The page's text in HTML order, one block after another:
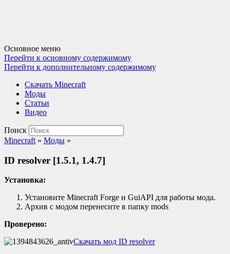
Основное меню
Перейти к основному содержимому
Перейти к дополнительному содержимому
Cкачать Minecraft
Моды
Статьи
Видео
Поиск
Minecraft » Моды »
ID resolver [1.5.1, 1.4.7]
Установка:
Установите Minecraft Forge и GuiAPI для работы мода.
Архив с модом перенесите в папку mods
Проверено:
Скачать мод ID resolver